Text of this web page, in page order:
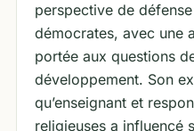
perspective de
démocrates, avec une
portée aux questions
développement. Son
qu’enseignant et
religieuses a influencé